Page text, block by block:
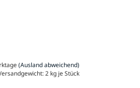
(Ausland abweichend)
2 kg je Stück